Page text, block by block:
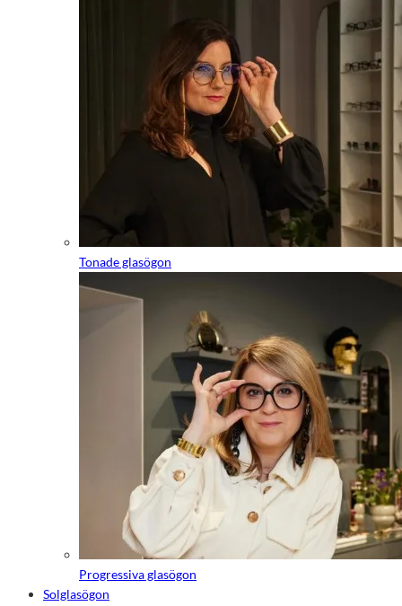
Tonade glasögon
Progressiva glasögon
Solglasögon